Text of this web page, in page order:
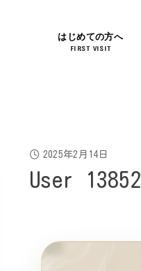
はじめての方へ
FIRST VISIT
2025年2月14日
User 13852